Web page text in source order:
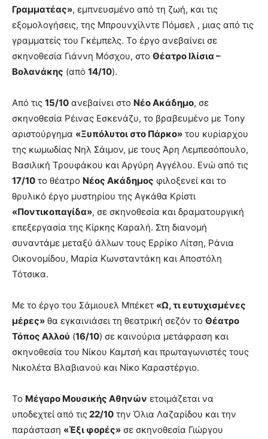
Γραμματέας», εμπνευσμένο από τη ζωή, και τις
εξομολογήσεις, της Μπρουνχίλντε Πόμσελ , μιας από τις
γραμματείς του Γκέμπελς. Το έργο ανεβαίνει σε
σκηνοθεσία Γιάννη Μόσχου, στο Θέατρο Ιλίσια –
Βολανάκης (από 14/10).
Από τις 15/10 ανεβαίνει στο Νέο Ακάδημο, σε
σκηνοθεσία Ρέινας Εσκενάζυ, το βραβευμένο με Tony
αριστούργημα «Ξυπόλυτοι στο Πάρκο» του κυρίαρχου
της κωμωδίας Νηλ Σάιμον, με τους Άρη Λεμπεσόπουλο,
Βασιλική Τρουφάκου και Αργύρη Αγγέλου. Ενώ από τις
17/10 το θέατρο Νέος Ακάδημος φιλοξενεί και το
θρυλικό έργο μυστηρίου της Αγκάθα Κρίστι
«Ποντικοπαγίδα», σε σκηνοθεσία και δραματουργική
επεξεργασία της Κίρκης Καραλή. Στη διανομή
συναντάμε μεταξύ άλλων τους Ερρίκο Λίτση, Ράνια
Οικονομίδου, Μαρία Κωνσταντάκη και Αποστόλη
Τότσικα.
Με το έργο του Σάμιουελ Μπέκετ «Ω, τι ευτυχισμένες
μέρες» θα εγκαινιάσει τη θεατρική σεζόν το Θέατρο
Τόπος Αλλού (16/10) σε καινούρια μετάφραση και
σκηνοθεσία του Νίκου Καμτσή και πρωταγωνιστές τους
Νικολέτα Βλαβιανού και Νίκο Καραστέργιο.
Το Μέγαρο Μουσικής Αθηνών ετοιμάζεται να
υποδεχτεί από τις22/10 την Όλια Λαζαρίδου και την
παράσταση «Έξι φορές» σε σκηνοθεσία Γιώργου